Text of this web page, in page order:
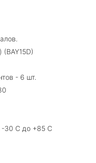
- 6 шт.
-30 С до +85 С